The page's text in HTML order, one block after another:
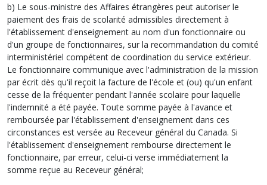
b) Le sous-ministre des Affaires étrangères peut autoriser le
paiement des frais de scolarité admissibles directement à
l'établissement d'enseignement au nom d'un fonctionnaire ou
d'un groupe de fonctionnaires, sur la recommandation du comité
interministériel compétent de coordination du service extérieur.
Le fonctionnaire communique avec l'administration de la mission
par écrit dès qu'il reçoit la facture de l'école et (ou) qu'un enfant
cesse de la fréquenter pendant l'année scolaire pour laquelle
l'indemnité a été payée. Toute somme payée à l'avance et
remboursée par l'établissement d'enseignement dans ces
circonstances est versée au Receveur général du Canada. Si
l'établissement d'enseignement rembourse directement le
fonctionnaire, par erreur, celui-ci verse immédiatement la
somme reçue au Receveur général;